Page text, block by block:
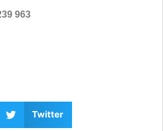
963
Twitter